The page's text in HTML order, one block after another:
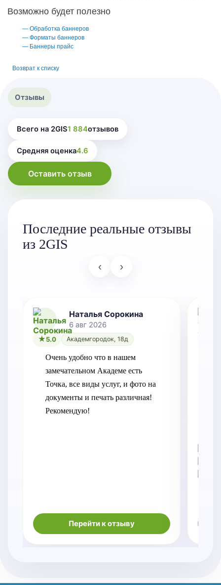
Возможно будет полезно
— Обработка баннеров
— Форматы баннеров
— Баннеры прайс
Возврат к списку
Отзывы
Всего на 2GIS1 884отзывов
Средняя оценка4.6
Оставить отзыв
Последние реальные отзывы
из 2GIS
‹ ›
Наталья Сорокина
6 авг 2026
5.0 Академгородок, 18д
Очень удобно что в нашем
замечательном Академе есть
Точка, все виды услуг, и фото на
документы и печать различная!
Рекомендую!
Перейти к отзыву